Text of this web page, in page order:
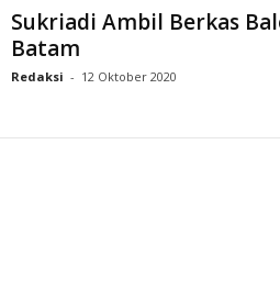
Sukriadi Ambil Berkas
Batam
Redaksi - 12 Oktober 2020